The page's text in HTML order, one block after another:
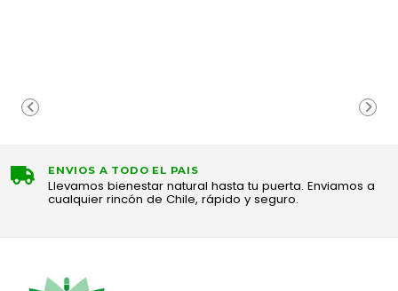
ENVIOS A TODO EL PAIS
Llevamos bienestar natural hasta tu puerta. Enviamos a
cualquier rincón de Chile, rápido y seguro.